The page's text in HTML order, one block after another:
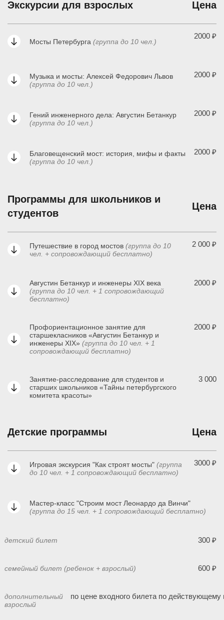
Экскурсии для взрослых Цена
Мосты Петербурга (группа до 10 чел.)
2000 ₽
Музыка и мосты: Алексей Федорович Львов
(группа до 10 чел.)
2000 ₽
Гений инженерного дела: Августин Бетанкур
(группа до 10 чел.)
2000 ₽
Благовещенский мост: история, мифы и факты
(группа до 10 чел.)
2000 ₽
Программы для школьников и
студентов
Цена
Путешествие в город мостов (группа до 10
чел. + сопровождающий бесплатно)
2 000 ₽
Августин Бетанкур и инженеры XIX века
(группа до 10 чел. + 1 сопровождающий
бесплатно)
2000 ₽
Профориентационное занятие для
старшекласников «Августин Бетанкур и
инженеры XIX» (группа до 10 чел. + 1
сопровождающий бесплатно)
2000 ₽
Занятие-расследование для студентов и
старших школьников «Тайны петербургского
комитета красоты»
3 000
Детские программы Цена
Игровая экскурсия "Как строят мосты" (группа
до 10 чел. + 1 сопровождающий бесплатно)
3000 ₽
Мастер-класс "Строим мост Леонардо да Винчи"
(группа до 15 чел. + 1 сопровождающий бесплатно)
детский билет 300 ₽
семейный билет (ребенок + взрослый) 600 ₽
дополнительный
взрослый
по цене входного билета по действующему